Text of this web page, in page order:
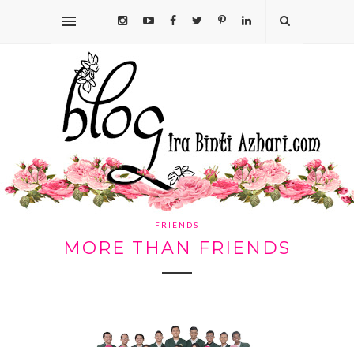
FRIENDS
MORE THAN FRIENDS